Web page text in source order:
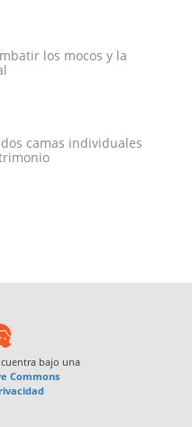
los mocos y la
camas individuales
bajo una
Commons